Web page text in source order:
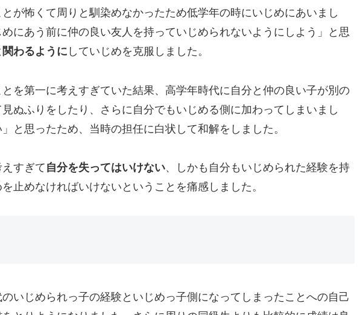
が怖くて周りと馴染めなかったため低学年の時にいじめにあいまし
にあう前に仲の良い友人を持っていじめられないようにしよう」と思
わるように していじめを克服しました。
を第一に考えすぎていた結果、高学年時代に自分と仲の良い子が別の
ぬふりをしたり、さらに自分でもいじめる側に加わってしまいまし
と思ったため、当時の担任に白状して和解をしました。
すぎて自分を失ってはいけない、しかも自分もいじめられた経験を持
止めなければいけないということを痛感しました。
いじめられっ子の経験といじめっ子側になってしまったことへの自己